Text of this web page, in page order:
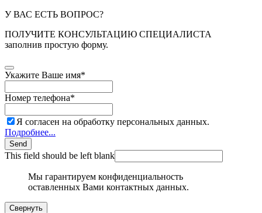
У ВАС ЕСТЬ ВОПРОС?
ПОЛУЧИТЕ КОНСУЛЬТАЦИЮ СПЕЦИАЛИСТА
заполнив простую форму.
Укажите Ваше имя*
Номер телефона*
Я согласен на обработку персональных данных.
Подробнее...
Send
This field should be left blank
Мы гарантируем конфиденциальность
оставленных Вами контактных данных.
Свернуть